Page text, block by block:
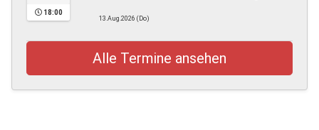
18:00
13.Aug.2026 (Do)
Alle Termine ansehen